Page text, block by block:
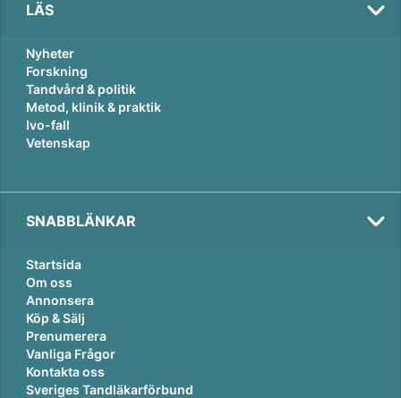
LÄS
Nyheter
Forskning
Tandvård & politik
Metod, klinik & praktik
Ivo-fall
Vetenskap
SNABBLÄNKAR
Startsida
Om oss
Annonsera
Köp & Sälj
Prenumerera
Vanliga Frågor
Kontakta oss
Sveriges Tandläkarförbund